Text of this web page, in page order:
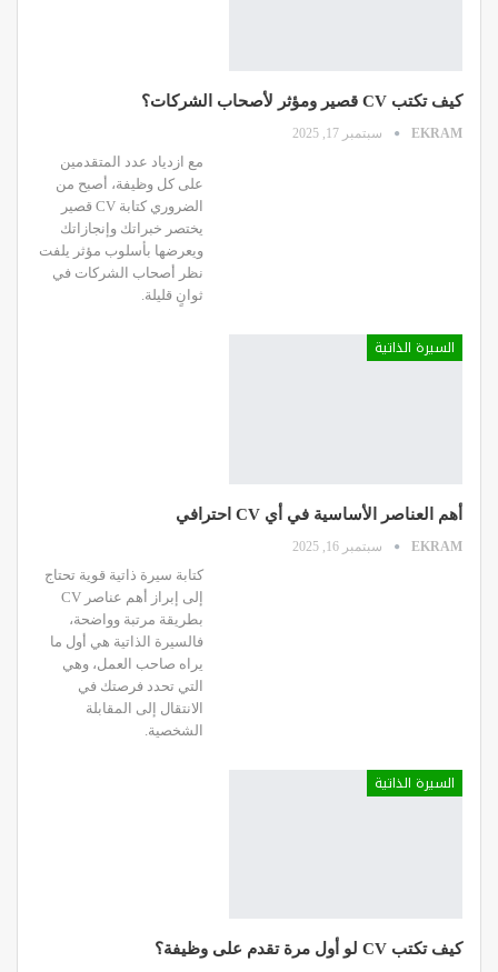
كيف تكتب CV قصير ومؤثر لأصحاب الشركات؟
EKRAM سبتمبر 17, 2025
مع ازدياد عدد المتقدمين
على كل وظيفة، أصبح من
الضروري كتابة CV قصير
يختصر خبراتك وإنجازاتك
ويعرضها بأسلوب مؤثر يلفت
نظر أصحاب الشركات في
ثوانٍ قليلة.
السيرة الذاتية
أهم العناصر الأساسية في أي CV احترافي
EKRAM سبتمبر 16, 2025
كتابة سيرة ذاتية قوية تحتاج
إلى إبراز أهم عناصر CV
بطريقة مرتبة وواضحة،
فالسيرة الذاتية هي أول ما
يراه صاحب العمل، وهي
التي تحدد فرصتك في
الانتقال إلى المقابلة
الشخصية.
السيرة الذاتية
كيف تكتب CV لو أول مرة تقدم على وظيفة؟